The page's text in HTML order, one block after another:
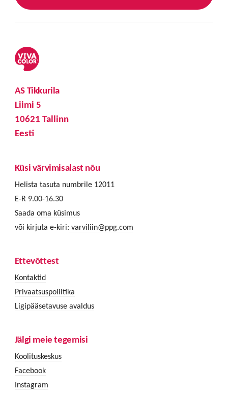
AS Tikkurila
Liimi 5
10621 Tallinn
Eesti
Küsi värvimisalast nõu
Helista tasuta numbrile 12011
E-R 9.00-16.30
Saada oma küsimus
või kirjuta e-kiri: varviliin@ppg.com
Ettevõttest
Kontaktid
Privaatsuspoliitika
Ligipääsetavuse avaldus
Jälgi meie tegemisi
Koolituskeskus
Facebook
Instagram